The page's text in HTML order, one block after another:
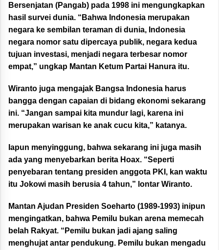
Bersenjatan (Pangab) pada 1998 ini mengungkapkan
hasil survei dunia. “Bahwa Indonesia merupakan
negara ke sembilan teraman di dunia, Indonesia
negara nomor satu dipercaya publik, negara kedua
tujuan investasi, menjadi negara terbesar nomor
empat,” ungkap Mantan Ketum Partai Hanura itu.
Wiranto juga mengajak Bangsa Indonesia harus
bangga dengan capaian di bidang ekonomi sekarang
ini. “Jangan sampai kita mundur lagi, karena ini
merupakan warisan ke anak cucu kita,” katanya.
Iapun menyinggung, bahwa sekarang ini juga masih
ada yang menyebarkan berita Hoax. “Seperti
penyebaran tentang presiden anggota PKI, kan waktu
itu Jokowi masih berusia 4 tahun,” lontar Wiranto.
Mantan Ajudan Presiden Soeharto (1989-1993) inipun
mengingatkan, bahwa Pemilu bukan arena memecah
belah Rakyat. “Pemilu bukan jadi ajang saling
menghujat antar pendukung. Pemilu bukan mengadu